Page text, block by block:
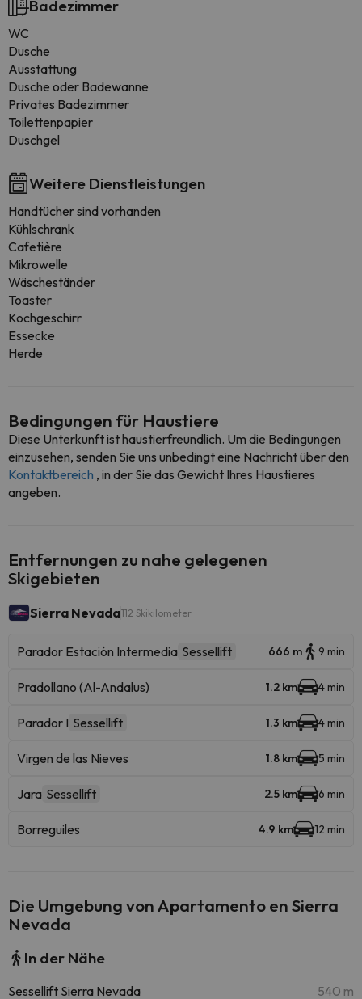
Badezimmer
WC
Dusche
Ausstattung
Dusche oder Badewanne
Privates Badezimmer
Toilettenpapier
Duschgel
Weitere Dienstleistungen
Handtücher sind vorhanden
Kühlschrank
Cafetière
Mikrowelle
Wäscheständer
Toaster
Kochgeschirr
Essecke
Herde
Bedingungen für Haustiere
Diese Unterkunft ist haustierfreundlich. Um die Bedingungen
einzusehen, senden Sie uns unbedingt eine Nachricht über den
Kontaktbereich , in der Sie das Gewicht Ihres Haustieres
angeben.
Entfernungen zu nahe gelegenen
Skigebieten
Sierra Nevada112 Skikilometer
Parador Estación Intermedia Sessellift 666 m 9 min
Pradollano (Al-Andalus) 1.2 km 4 min
Parador I Sessellift 1.3 km 4 min
Virgen de las Nieves 1.8 km 5 min
Jara Sessellift 2.5 km 6 min
Borreguiles 4.9 km 12 min
Die Umgebung von Apartamento en Sierra
Nevada
In der Nähe
Sessellift Sierra Nevada 540 m